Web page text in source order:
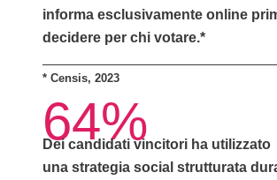
informa esclusivamente online
decidere per chi votare.*
* Censis, 2023
64%
Dei candidati vincitori ha utilizzato
una strategia social strutturata